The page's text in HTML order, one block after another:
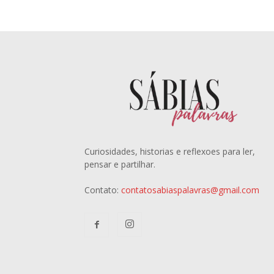
Curiosidades, historias e reflexoes para ler,
pensar e partilhar.
Contato: contatosabiaspalavras@gmail.com